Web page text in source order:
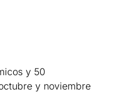
y 50
y noviembre